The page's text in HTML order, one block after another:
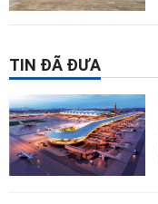
TIN ĐÃ ĐƯA